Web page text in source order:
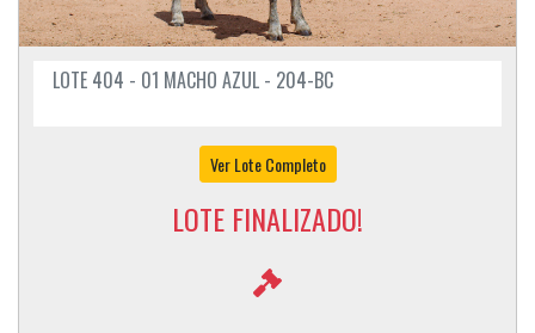
LOTE 404 - 01 MACHO AZUL - 204-BC
Ver Lote Completo
LOTE FINALIZADO!